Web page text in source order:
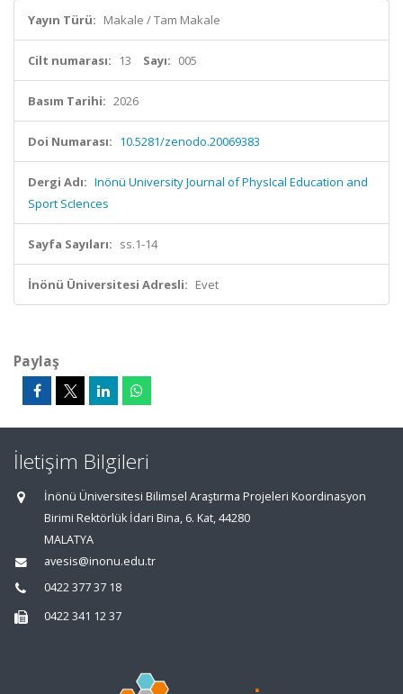
Yayın Türü: Makale / Tam Makale
Cilt numarası: 13 Sayı: 005
Basım Tarihi: 2026
Doi Numarası: 10.5281/zenodo.20069383
Dergi Adı: Inönü University Journal of PhysIcal Education and
Sport ScIences
Sayfa Sayıları: ss.1-14
İnönü Üniversitesi Adresli: Evet
Paylaş
İletişim Bilgileri
İnönü Üniversitesi Bilimsel Araştırma Projeleri Koordinasyon
Birimi Rektörlük İdari Bina, 6. Kat, 44280
MALATYA
avesis@inonu.edu.tr
0422 377 37 18
0422 341 12 37